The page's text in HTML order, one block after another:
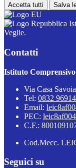
Accetta tutti Salva
Veglie.
Contatti
Istituto
Via Casa
Tel: 0832
Email:
PEC:
C.F.:
Cod.Mecc.
Seguici su